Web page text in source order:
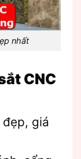
nhất
CNC
giá